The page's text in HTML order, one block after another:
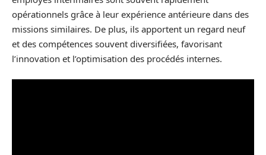
opérationnels grâce à leur expérience antérieure dans des
missions similaires. De plus, ils apportent un regard neuf
et des compétences souvent diversifiées, favorisant
l’innovation et l’optimisation des procédés internes.